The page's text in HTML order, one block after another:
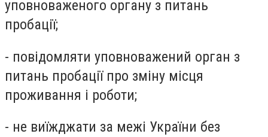
уповноваженого органу з питань
пробації;
- повідомляти уповноважений орган з
питань пробації про зміну місця
проживання і роботи;
- не виїжджати за межі України без